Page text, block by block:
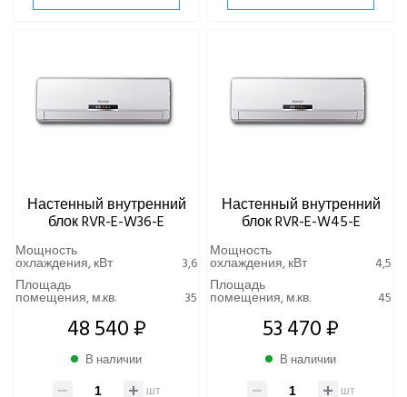
Настенный внутренний
блок RVR-E-W36-E
Мощность
охлаждения, кВт
3,6
Площадь
помещения, м.кв. 35
48 540 ₽
В наличии
шт
Настенный внутренний
блок RVR-E-W45-E
Мощность
охлаждения, кВт
4,5
Площадь
помещения, м.кв. 45
53 470 ₽
В наличии
шт